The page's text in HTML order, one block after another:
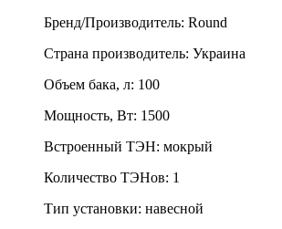
Бренд/Производитель: Round
Страна производитель: Украина
Объем бака, л: 100
Мощность, Вт: 1500
Встроенный ТЭН: мокрый
Количество ТЭНов: 1
Тип установки: навесной